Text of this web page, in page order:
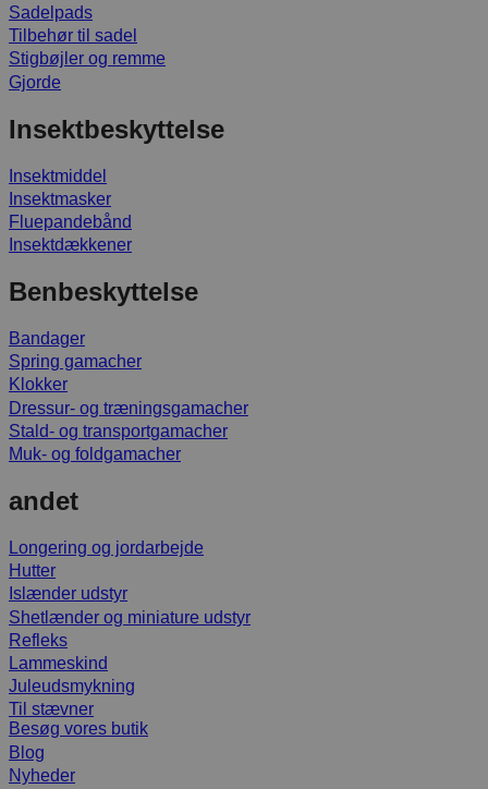
Sadelpads
Tilbehør til sadel
Stigbøjler og remme
Gjorde
Insektbeskyttelse
Insektmiddel
Insektmasker
Fluepandebånd
Insektdækkener
Benbeskyttelse
Bandager
Spring gamacher
Klokker
Dressur- og træningsgamacher
Stald- og transportgamacher
Muk- og foldgamacher
andet
Longering og jordarbejde
Hutter
Islænder udstyr
Shetlænder og miniature udstyr
Refleks
Lammeskind
Juleudsmykning
Til stævner
Besøg vores butik
Blog
Nyheder